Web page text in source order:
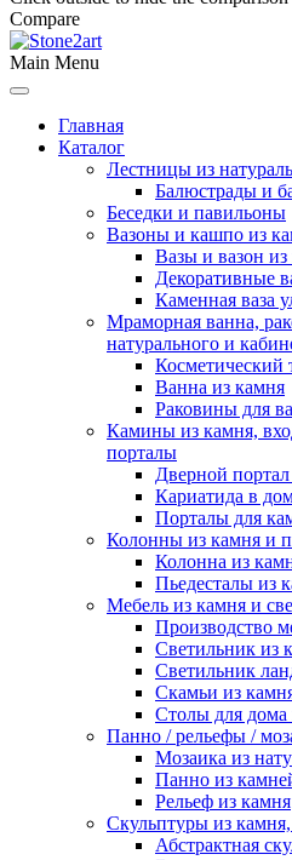
Compare
Main Menu
Главная
Каталог
Лестницы из
Балюстрады и
Беседки и павильоны
Вазоны и кашпо из
Вазы и вазон из
Декоративные
Каменная ваза
Мраморная ванна,
натурального и
Косметический
Ванна из камня
Раковины для
Камины из камня,
порталы
Дверной
Кариатида в
Порталы для
Колонны из камня и
Колонна из
Пьедесталы из
Мебель из камня и
Производство
Светильник из
Светильник
Скамьи из
Столы для дома
Панно / рельефы /
Мозаика из
Панно из
Рельеф из камня
Скульптуры из
Абстрактная